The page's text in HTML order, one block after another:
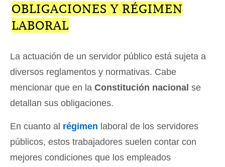
OBLIGACIONES Y RÉGIMEN
LABORAL
La actuación de un servidor público está sujeta a
diversos reglamentos y normativas. Cabe
mencionar que en la Constitución nacional se
detallan sus obligaciones.
En cuanto al régimen laboral de los servidores
públicos, estos trabajadores suelen contar con
mejores condiciones que los empleados